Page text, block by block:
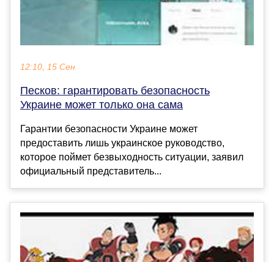
12:10, 15 Сен
Песков: гарантировать безопасность
Украине может только она сама
Гарантии безопасности Украине может
предоставить лишь украинское руководство,
которое поймет безвыходность ситуации, заявил
официальный представитель...